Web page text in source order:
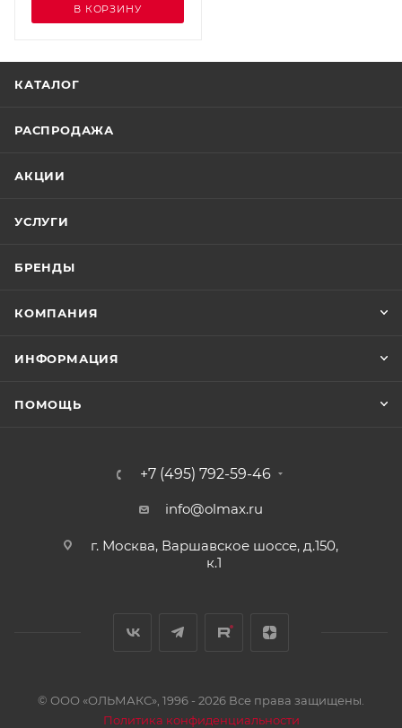
В КОРЗИНУ
КАТАЛОГ
РАСПРОДАЖА
АКЦИИ
УСЛУГИ
БРЕНДЫ
КОМПАНИЯ
ИНФОРМАЦИЯ
ПОМОЩЬ
+7 (495) 792-59-46
info@olmax.ru
г. Москва, Варшавское шоссе, д.150,
к.1
© ООО «ОЛЬМАКС», 1996 - 2026 Все права защищены.
Политика конфиденциальности